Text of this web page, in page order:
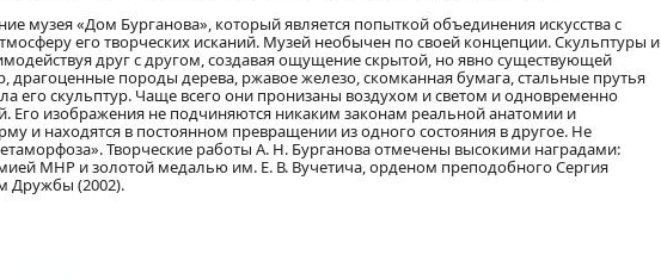
музея «Дом Бурганова», который является попыткой объединения искусства с
его творческих исканий. Музей необычен по своей концепции. Скульптуры и
друг с другом, создавая ощущение скрытой, но явно существующей
породы дерева, ржавое железо, скомканная бумага, стальные прутья
его скульптур. Чаще всего они пронизаны воздухом и светом и одновременно
Его изображения не подчиняются никаким законам реальной анатомии и
и находятся в постоянном превращении из одного состояния в другое. Не
Творческие работы А. Н. Бурганова отмечены высокими наградами:
МНР и золотой медалью им. Е. В. Вучетича, орденом преподобного Сергия
Дружбы (2002).